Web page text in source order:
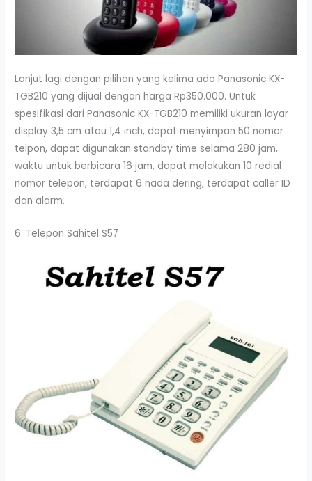
Lanjut lagi dengan pilihan yang kelima ada Panasonic KX-
TGB210 yang dijual dengan harga Rp350.000. Untuk
spesifikasi dari Panasonic KX-TGB210 memiliki ukuran layar
display 3,5 cm atau 1,4 inch, dapat menyimpan 50 nomor
telpon, dapat digunakan standby time selama 280 jam,
waktu untuk berbicara 16 jam, dapat melakukan 10 redial
nomor telepon, terdapat 6 nada dering, terdapat caller ID
dan alarm.
6. Telepon Sahitel S57